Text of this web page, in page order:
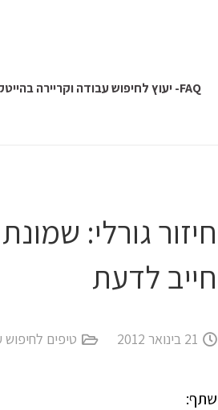
FAQ- יעוץ לחיפוש עבודה וקריירה בהייטק
חיזור גורלי:
חייב לדעת
21 בינואר 2012 טיפים לחיפוש
שתף: